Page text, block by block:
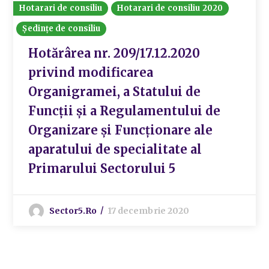
Hotarari de consiliu
Hotarari de consiliu 2020
Ședințe de consiliu
Hotărârea nr. 209/17.12.2020
privind modificarea
Organigramei, a Statului de
Funcții și a Regulamentului de
Organizare și Funcționare ale
aparatului de specialitate al
Primarului Sectorului 5
Sector5.ro 17 decembrie 2020